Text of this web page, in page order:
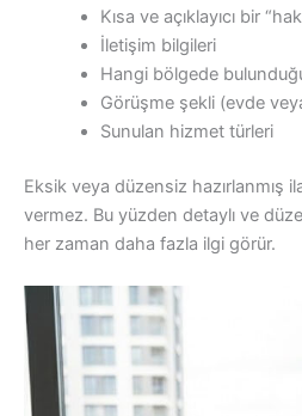
Kısa ve açıklayıcı bir
İletişim bilgileri
Hangi bölgede
Görüşme şekli (evde
Sunulan hizmet türleri
Eksik veya düzensiz hazırlanmış
vermez. Bu yüzden detaylı ve
her zaman daha fazla ilgi görür.